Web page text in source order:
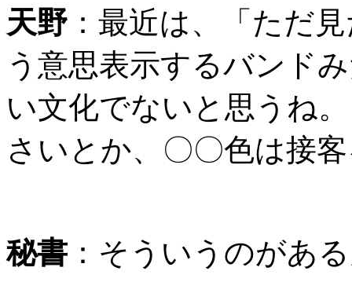
天野 ：最近は、「ただ
う意思表示するバンド
い文化でないと思うね
さいとか、〇〇色は接
秘書 ：そういうのがあ